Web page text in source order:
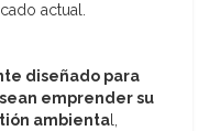
actual.
diseñado para
emprender su
ambiental,